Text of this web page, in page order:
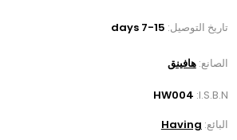
تاريخ التوصيل: 7-15 days
الصانع: هافينق
I.S.B.N:
HW004
البائع: Having